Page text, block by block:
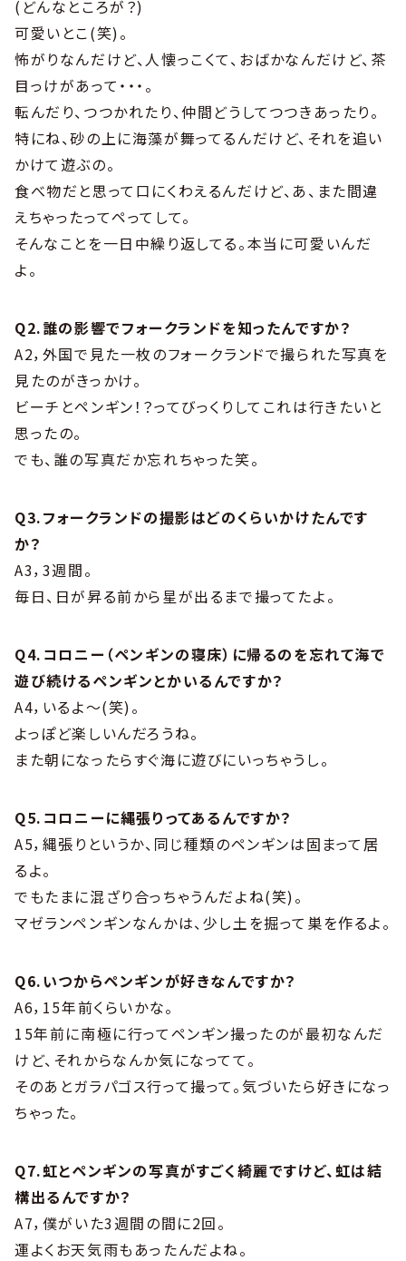
(どんなところが？)
可愛いとこ(笑)。
怖がりなんだけど、人懐っこくて、おばかなんだけど、茶
目っけがあって・・・。
転んだり、つつかれたり、仲間どうしてつつきあったり。
特にね、砂の上に海藻が舞ってるんだけど、それを追い
かけて遊ぶの。
食べ物だと思って口にくわえるんだけど、あ、また間違
えちゃったってペってして。
そんなことを一日中繰り返してる。本当に可愛いんだ
よ。
Q2.誰の影響でフォークランドを知ったんですか？
A2，外国で見た一枚のフォークランドで撮られた写真を
見たのがきっかけ。
ビーチとペンギン！？ってびっくりしてこれは行きたいと
思ったの。
でも、誰の写真だか忘れちゃった笑。
Q3.フォークランドの撮影はどのくらいかけたんです
か？
A3，3週間。
毎日、日が昇る前から星が出るまで撮ってたよ。
Q4.コロニー（ペンギンの寝床）に帰るのを忘れて海で
遊び続けるペンギンとかいるんですか？
A4，いるよ～(笑)。
よっぽど楽しいんだろうね。
また朝になったらすぐ海に遊びにいっちゃうし。
Q5.コロニーに縄張りってあるんですか？
A5，縄張りというか、同じ種類のペンギンは固まって居
るよ。
でもたまに混ざり合っちゃうんだよね(笑)。
マゼランペンギンなんかは、少し土を掘って巣を作るよ。
Q6.いつからペンギンが好きなんですか？
A6，15年前くらいかな。
15年前に南極に行ってペンギン撮ったのが最初なんだ
けど、それからなんか気になってて。
そのあとガラパゴス行って撮って。気づいたら好きになっ
ちゃった。
Q7.虹とペンギンの写真がすごく綺麗ですけど、虹は結
構出るんですか？
A7，僕がいた3週間の間に2回。
運よくお天気雨もあったんだよね。